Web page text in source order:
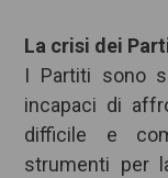
La crisi dei
I Partiti sono
incapaci di
difficile e
strumenti per